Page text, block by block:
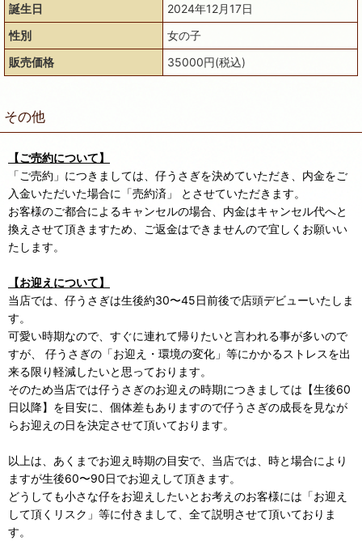
誕生日
2024年12月17日
性別
女の子
販売価格
35000円(税込)
その他
【ご売約について】
「ご売約」につきましては、仔うさぎを決めていただき、内金をご
入金いただいた場合に「売約済」 とさせていただきます。
お客様のご都合によるキャンセルの場合、内金はキャンセル代へと
換えさせて頂きますため、ご返金はできませんので宜しくお願いい
たします。
【お迎えについて】
当店では、仔うさぎは生後約30〜45日前後で店頭デビューいたしま
す。
可愛い時期なので、すぐに連れて帰りたいと言われる事が多いので
すが、 仔うさぎの「お迎え・環境の変化」等にかかるストレスを出
来る限り軽減したいと思っております。
そのため当店では仔うさぎのお迎えの時期につきましては【生後60
日以降】を目安に、個体差もありますので仔うさぎの成長を見なが
らお迎えの日を決定させて頂いております。
以上は、あくまでお迎え時期の目安で、当店では、時と場合により
ますが生後60〜90日でお迎えして頂きます。
どうしても小さな仔をお迎えしたいとお考えのお客様には「お迎え
して頂くリスク」等に付きまして、全て説明させて頂いておりま
す。